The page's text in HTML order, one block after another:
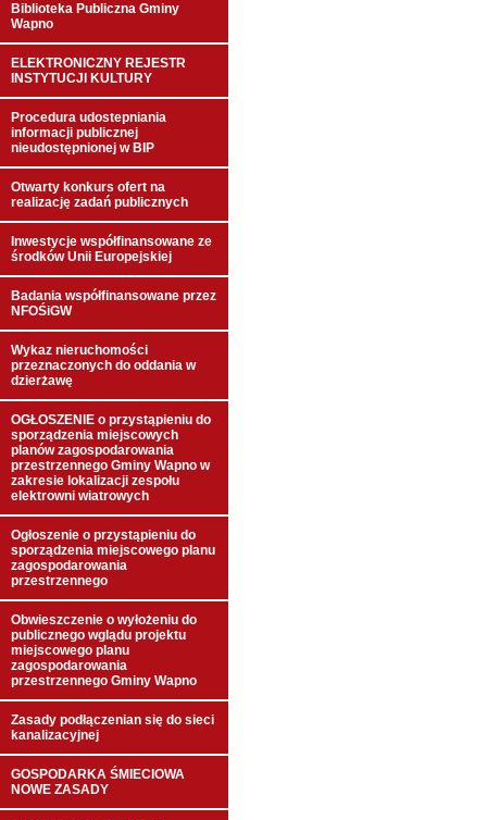
Biblioteka Publiczna Gminy
Wapno
ELEKTRONICZNY REJESTR
INSTYTUCJI KULTURY
Procedura udostepniania
informacji publicznej
nieudostępnionej w BIP
Otwarty konkurs ofert na
realizację zadań publicznych
Inwestycje współfinansowane ze
środków Unii Europejskiej
Badania współfinansowane przez
NFOŚiGW
Wykaz nieruchomości
przeznaczonych do oddania w
dzierżawę
OGŁOSZENIE o przystąpieniu do
sporządzenia miejscowych
planów zagospodarowania
przestrzennego Gminy Wapno w
zakresie lokalizacji zespołu
elektrowni wiatrowych
Ogłoszenie o przystąpieniu do
sporządzenia miejscowego planu
zagospodarowania
przestrzennego
Obwieszczenie o wyłożeniu do
publicznego wglądu projektu
miejscowego planu
zagospodarowania
przestrzennego Gminy Wapno
Zasady podłączenian się do sieci
kanalizacyjnej
GOSPODARKA ŚMIECIOWA
NOWE ZASADY